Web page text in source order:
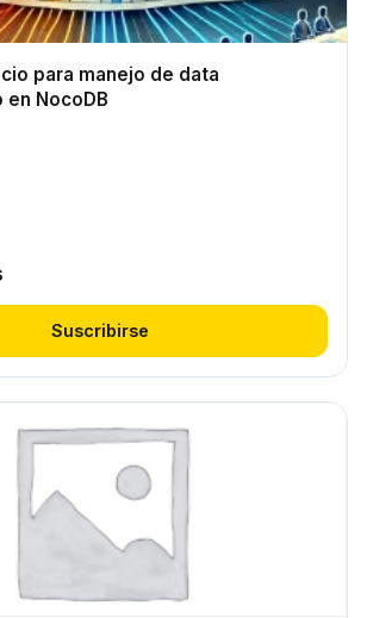
para manejo de data
NocoDB
Suscribirse